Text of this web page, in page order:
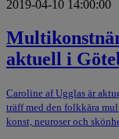
2019-04-10 14:00:00
aktuell i
Caroline af Ugglas är
träff med den folkkära
konst, neuroser och